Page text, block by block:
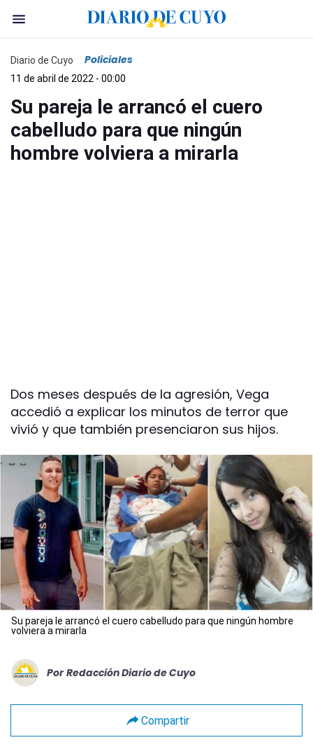
Diario de Cuyo Policiales
11 de abril de 2022 - 00:00
Su pareja le arrancó el cuero
cabelludo para que ningún
hombre volviera a mirarla
Dos meses después de la agresión, Vega
accedió a explicar los minutos de terror que
vivió y que también presenciaron sus hijos.
Su pareja le arrancó el cuero cabelludo para que ningún hombre
volviera a mirarla
Por Redacción Diario de Cuyo
Compartir